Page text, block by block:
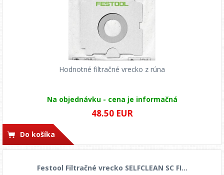
Hodnotné filtračné vrecko z rúna
Na objednávku - cena je informačná
48.50 EUR
Do košíka
Festool Filtračné vrecko SELFCLEAN SC FI...